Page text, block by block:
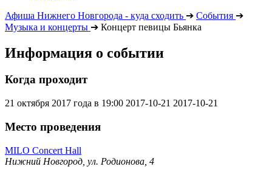
Афиша Нижнего Новгорода - куда сходить ➔ События ➔
Музыка и концерты ➔ Концерт певицы Бьянка
Информация о событии
Когда проходит
21 октября 2017 года в 19:00 2017-10-21 2017-10-21
Место проведения
MILO Concert Hall
Нижний Новгород, ул. Родионова, 4